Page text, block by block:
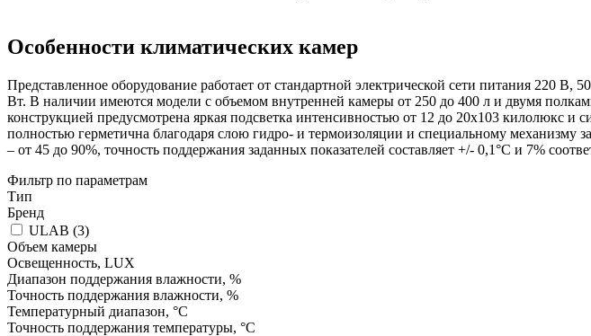
Особенности климатических камер
Представленное оборудование работает от стандартной электрической сети питания 220 В,
Вт. В наличии имеются модели с объемом внутренней камеры от 250 до 400 л и двумя
конструкцией предусмотрена яркая подсветка интенсивностью от 12 до 20х103 килолюкс
полностью герметична благодаря слою гидро- и термоизоляции и специальному механизму
– от 45 до 90%, точность поддержания заданных показателей составляет +/- 0,1°C и 7%
Фильтр по параметрам
Тип
Бренд
ULAB (3)
Объем камеры
Освещенность, LUX
Диапазон поддержания влажности, %
Точность поддержания влажности, %
Температурный диапазон, °С
Точность поддержания температуры, °С